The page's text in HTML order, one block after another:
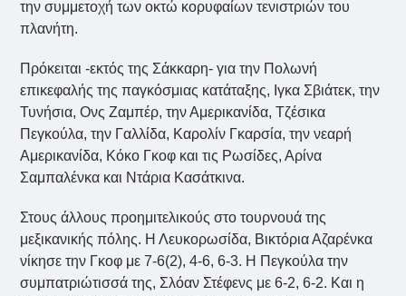
την συμμετοχή των οκτώ κορυφαίων τενιστριών του
πλανήτη.
Πρόκειται -εκτός της Σάκκαρη- για την Πολωνή
επικεφαλής της παγκόσμιας κατάταξης, Ιγκα Σβιάτεκ, την
Τυνήσια, Ονς Ζαμπέρ, την Αμερικανίδα, Τζέσικα
Πεγκούλα, την Γαλλίδα, Καρολίν Γκαρσία, την νεαρή
Αμερικανίδα, Κόκο Γκοφ και τις Ρωσίδες, Αρίνα
Σαμπαλένκα και Ντάρια Κασάτκινα.
Στους άλλους προημιτελικούς στο τουρνουά της
μεξικανικής πόλης. Η Λευκορωσίδα, Βικτόρια Αζαρένκα
νίκησε την Γκοφ με 7-6(2), 4-6, 6-3. Η Πεγκούλα την
συμπατριώτισσά της, Σλόαν Στέφενς με 6-2, 6-2. Και η